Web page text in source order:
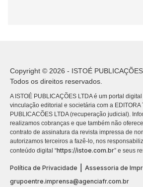
Copyright © 2026 - ISTOÉ
Todos os direitos reservados.
A ISTOÉ PUBLICAÇÕES LTDA é um portal
vinculação editorial e societária com a EDITORA
PUBLICACÕES LTDA (recuperação judicial).
realizamos cobranças e que também não
contrato de assinatura da revista impressa de
autorizamos terceiros a fazê-lo, nos
conteúdo digital “https://istoe.com.br” e seus
Política de Privacidade
Assessoria de
grupoentre.imprensa@agenciafr.com.br